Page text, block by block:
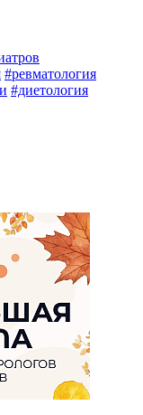
#ревматология
#диетология